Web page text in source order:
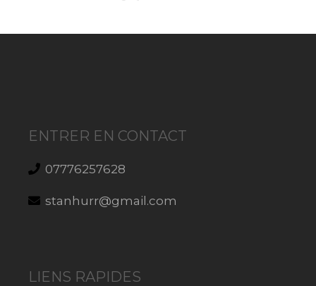
ENTRER EN CONTACT
07776257628
stanhurr@gmail.com
LIENS RAPIDES